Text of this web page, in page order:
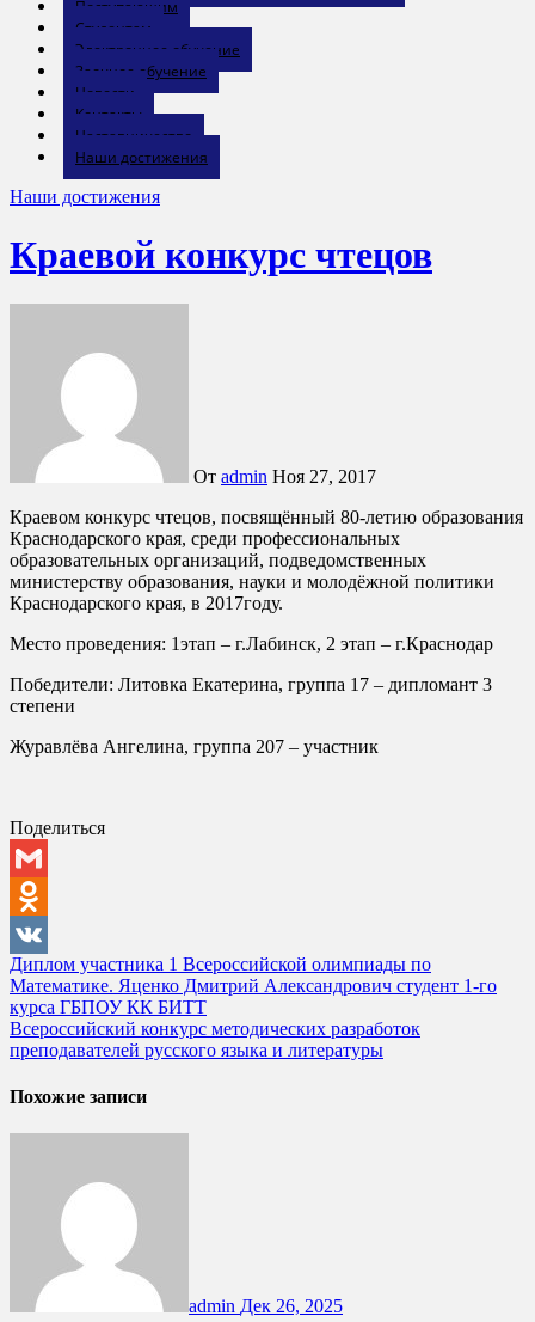
Поступающим
Студентам
Электронное обучение
Заочное обучение
Новости
Контакты
Наставничество
Наши достижения
Наши достижения
Краевой конкурс чтецов
От admin Ноя 27, 2017
Краевом конкурс чтецов, посвящённый 80-летию образования
Краснодарского края, среди профессиональных
образовательных организаций, подведомственных
министерству образования, науки и молодёжной политики
Краснодарского края, в 2017году.
Место проведения: 1этап – г.Лабинск, 2 этап – г.Краснодар
Победители: Литовка Екатерина, группа 17 – дипломант 3
степени
Журавлёва Ангелина, группа 207 – участник
Поделиться
Gmail
Odnoklassniki
VK
Навигация
по
записям
Диплом участника 1 Всероссийской олимпиады по
Математике. Яценко Дмитрий Александрович студент 1-го
курса ГБПОУ КК БИТТ
Всероссийский конкурс методических разработок
преподавателей русского языка и литературы
Похожие записи
admin Дек 26, 2025